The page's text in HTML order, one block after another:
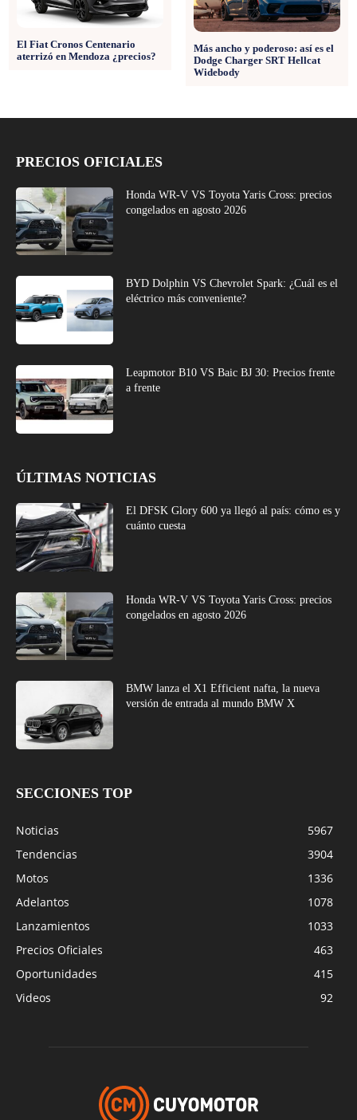
El Fiat Cronos Centenario
aterrizó en Mendoza ¿precios?
Más ancho y poderoso: así es el
Dodge Charger SRT Hellcat
Widebody
PRECIOS OFICIALES
Honda WR-V VS Toyota Yaris Cross: precios
congelados en agosto 2026
BYD Dolphin VS Chevrolet Spark: ¿Cuál es el
eléctrico más conveniente?
Leapmotor B10 VS Baic BJ 30: Precios frente
a frente
ÚLTIMAS NOTICIAS
El DFSK Glory 600 ya llegó al país: cómo es y
cuánto cuesta
Honda WR-V VS Toyota Yaris Cross: precios
congelados en agosto 2026
BMW lanza el X1 Efficient nafta, la nueva
versión de entrada al mundo BMW X
SECCIONES TOP
Noticias
5967
Tendencias
3904
Motos
1336
Adelantos
1078
Lanzamientos
1033
Precios Oficiales
463
Oportunidades
415
Videos
92